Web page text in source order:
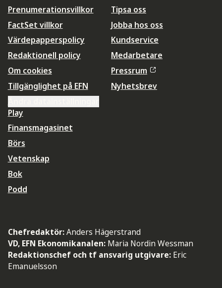
Prenumerationsvillkor
FactSet villkor
Värdepapperspolicy
Redaktionell policy
Om cookies
Tillgänglighet på EFN
Tipsa oss
Jobba hos oss
Kundservice
Medarbetare
Pressrum
Nyhetsbrev
Play
Finansmagasinet
Börs
Vetenskap
Bok
Podd
Chefredaktör:Anders Hägerstrand
VD, EFN Ekonomikanalen: Maria Nordin Wessman
Redaktionschef och tf ansvarig utgivare: Eric
Emanuelsson